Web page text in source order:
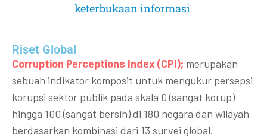
keterbukaan informasi
Riset Global​
Corruption Perceptions Index (CPI); merupakan
sebuah indikator komposit untuk mengukur persepsi
korupsi sektor publik pada skala 0 (sangat korup)
hingga 100 (sangat bersih) di 180 negara dan wilayah
berdasarkan kombinasi dari 13 survei global.